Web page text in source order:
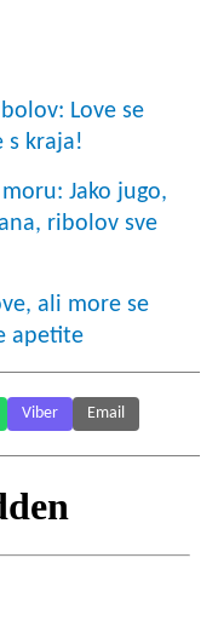
Love se
s kraja!
Jako jugo,
ribolov sve
ali more se
apetite
Viber Email